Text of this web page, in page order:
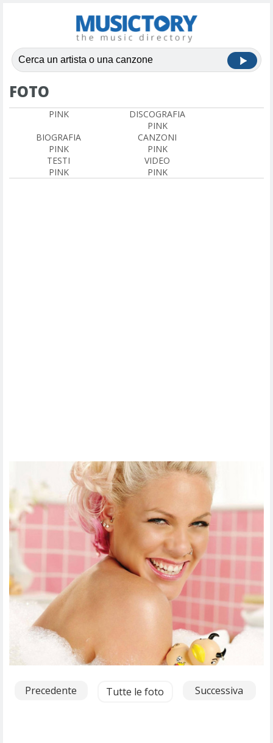
FOTO
PINK
DISCOGRAFIA
PINK
BIOGRAFIA
PINK
CANZONI
PINK
TESTI
PINK
VIDEO
PINK
Precedente Tutte le foto Successiva